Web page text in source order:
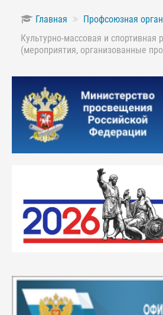
Главная
Профсоюзная
Культурно-массовая и спортивная
(мероприятия, организованные